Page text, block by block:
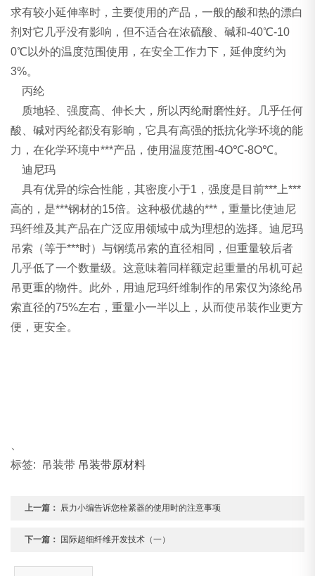
求有较小延伸率时，主要使用的产品，一般的酸和热的漂白
剂对它几乎没有影响，但不适合在浓硫酸、碱和-40℃-10
0℃以外的温度范围使用，在安全工作力下，延伸度约为
3%。
丙纶
质地轻、强度高、伸长大，所以丙纶耐磨性好。几乎任何
酸、碱对丙纶都没有影晌，它具有高强的抵抗化学环境的能
力，在化学环境中***产品，使用温度范围-4O℃-8O℃。
迪尼玛
具有优异的综合性能，其密度小于1，强度是目前***上***
高的，是***钢材的15倍。这种极优越的***，重量比使迪尼
玛纤维及其产品在广泛应用领域中成为理想的选择。迪尼玛
吊索（等于***时）与钢缆吊索的直径相同，但重量较后者
几乎低了一个数量级。这意味着同样额定起重量的吊机可起
吊更重的物件。此外，用迪尼玛纤维制作的吊索仅为涤纶吊
索直径的75%左右，重量小一半以上，从而使吊装作业更方
便，更安全。
标签: 吊装带 吊装带原材料
上一篇： 辰力小编告诉您栓紧器的使用时的注意事项
下一篇： 国际超细纤维开发技术（一）